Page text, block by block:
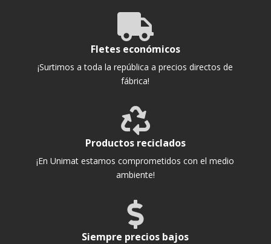

Fletes económicos
¡Surtimos a toda la república a precios directos de
fábrica!

Productos reciclados
¡En Unimat estamos comprometidos con el medio
ambiente!

Siempre precios bajos